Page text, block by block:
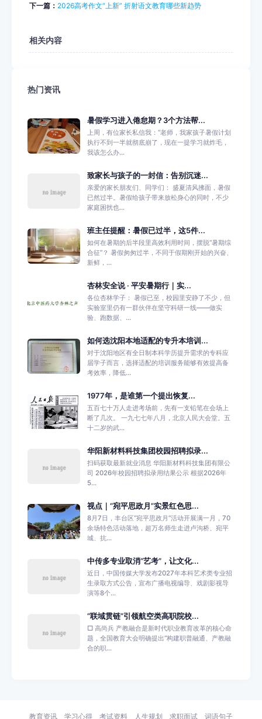
下一篇： 2026高考作文“上新” 折射语文教育哪些新趋势
相关内容
热门资讯
暑假学习进入倦怠期？3个方法帮...
上周，有位家长私信我：“老师，我家孩子暑假计划
执行不到一半就彻底崩了，现在一提学习就炸毛，
我该怎么办...
致家长与孩子的一封信：告别沉迷...
亲爱的家长朋友们、同学们： 盛夏清风拂面，暑假
已然过半。暑假给孩子带来放松身心的同时，不少
家庭困扰也...
班主任提醒：暑假已过半，这5件...
如何在暑期的后半段里高效利用时间，摆脱“暑期综
合征”？ 暑假匆匆过半，不同于假期刚开始的兴奋、
新鲜，...
杏林安全说 · 平安暑期行｜实...
各位杏林学子： 暑假已至，校园里安静了不少，但
实验室里仍有一群伙伴在坚守科研一线——做实
验、跑数据、...
如何选沈阳本地适配的专升本培训...
对于沈阳地区有全日制本科学历提升需求的专科应
届学子而言，选择适配的培训服务能够有效提高备
考效率，降低...
1977年，是谁第一个提出恢复...
五百七十万人走进考场前，先有一支铅笔在会场上
断了几次。 一九七七年八月，北京人民大会堂。五
十二岁的武...
华阳新材料科技集团校园招聘拟录...
扫码获取最新就业消息 华阳新材料科技集团有限公
司 2026年校园招聘拟录用结果公示 根据2026年
5...
视点｜“宛平思政月”实景红色思...
8月7日，丰台区“宛平思政月”活动开展满一月，70
余场特色活动落地，超万名师生走进卢沟桥、宛平
城、抗...
中传多专业取消“艺考”，让文化...
近日，中国传媒大学发布2027年本科艺术类专业招
生录取方式公告，宣布广播电视编导、戏剧影视导
演等8个...
“联域贯链”引领航空类高职院校...
□ 高尚兵 产教融合是新时代职业教育改革的核心命
题，全国教育大会明确提出“构建职普融通、产教融
合的职...
教育资讯 学习心得 考试资料 人生规划 求职面试 词语句子